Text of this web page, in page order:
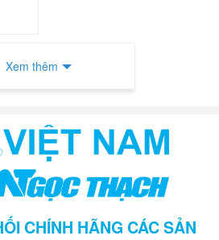
Xem thêm
CHÍNH HÃNG CÁC SẢN